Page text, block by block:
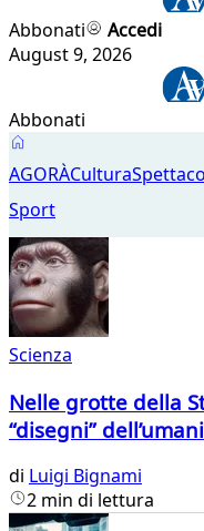
Abbonati
Accedi
August 9, 2026
Abbonati
Scienza
AGORÀCultura
Sport
Scienza
Nelle grotte della
“disegni”
di Luigi Bignami
2 min di lettura